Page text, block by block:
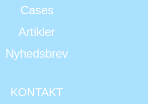
Cases
Artikler
Nyhedsbrev
KONTAKT